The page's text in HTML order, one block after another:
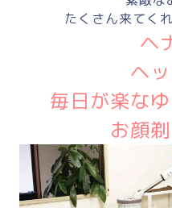
たくさん来てく
ヘ
ヘ
毎日が楽な
お顔